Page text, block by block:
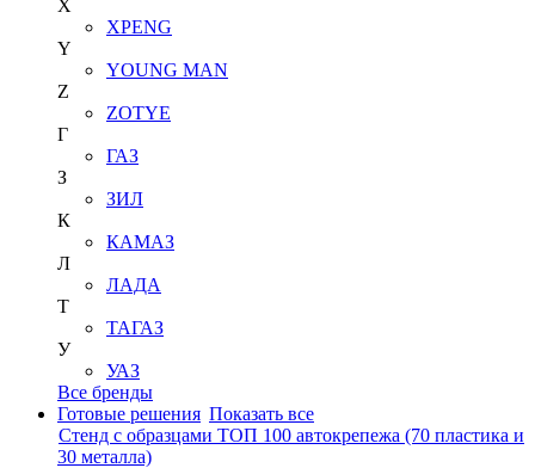
X
XPENG
Y
YOUNG MAN
Z
ZOTYE
Г
ГАЗ
З
ЗИЛ
К
КАМАЗ
Л
ЛАДА
Т
ТАГАЗ
У
УАЗ
Все бренды
Готовые решения Показать все
Стенд с образцами ТОП 100 автокрепежа (70 пластика и
30 металла)